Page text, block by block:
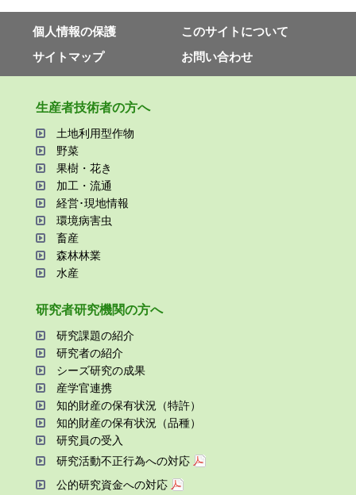
個⼈情報の保護
このサイトについて
サイトマップ
お問い合わせ
⽣産者技術者の⽅へ
⼟地利⽤型作物
野菜
果樹・花き
加⼯・流通
経営･現地情報
環境病害⾍
畜産
森林林業
⽔産
研究者研究機関の⽅へ
研究課題の紹介
研究者の紹介
シーズ研究の成果
産学官連携
知的財産の保有状況（特許）
知的財産の保有状況（品種）
研究員の受⼊
研究活動不正⾏為への対応
公的研究資金への対応